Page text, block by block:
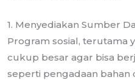
1. Menyediakan Sumber
Program sosial, terutama
cukup besar agar bisa
seperti pengadaan